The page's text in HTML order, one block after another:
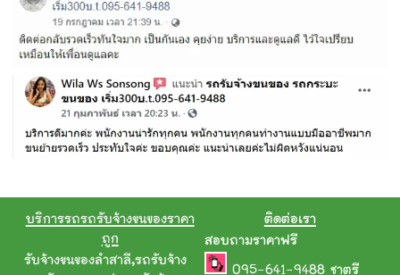
บริการรถรถรับจ้างขนของราคา
ถูก
รับจ้างขนของลำสาลี,รถรับจ้าง
ติดต่อเรา
สอบถามราคาฟรี
095-641-9488 ชาตรี